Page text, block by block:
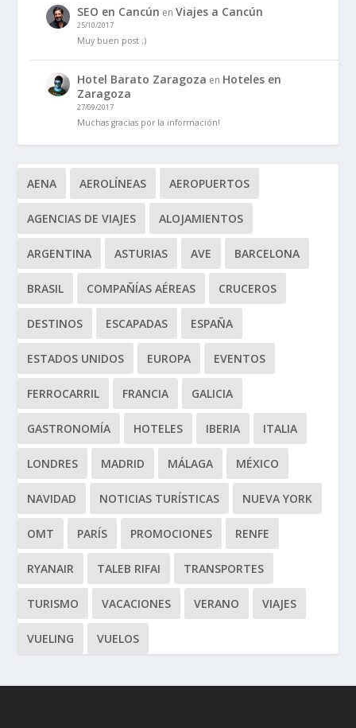
SEO en Cancún enViajes a Cancún
25/10/2017
Muy buen post ;)
Hotel Barato Zaragoza en Hoteles en
Zaragoza
27/09/2017
Muchas gracias por la información!
AENA AEROLÍNEAS AEROPUERTOS
AGENCIAS DE VIAJES ALOJAMIENTOS
ARGENTINA ASTURIAS AVE BARCELONA
BRASIL COMPAÑÍAS AÉREAS CRUCEROS
DESTINOS ESCAPADAS ESPAÑA
ESTADOS UNIDOS EUROPA EVENTOS
FERROCARRIL FRANCIA GALICIA
GASTRONOMÍA HOTELES IBERIA ITALIA
LONDRES MADRID MÁLAGA MÉXICO
NAVIDAD NOTICIAS TURÍSTICAS NUEVA YORK
OMT PARÍS PROMOCIONES RENFE
RYANAIR TALEB RIFAI TRANSPORTES
TURISMO VACACIONES VERANO VIAJES
VUELING VUELOS